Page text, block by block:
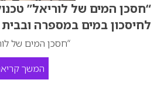
“חסכן המים של לוריאל”
לחיסכון במים במספרה ובבית
“חסכן המים של
המשך